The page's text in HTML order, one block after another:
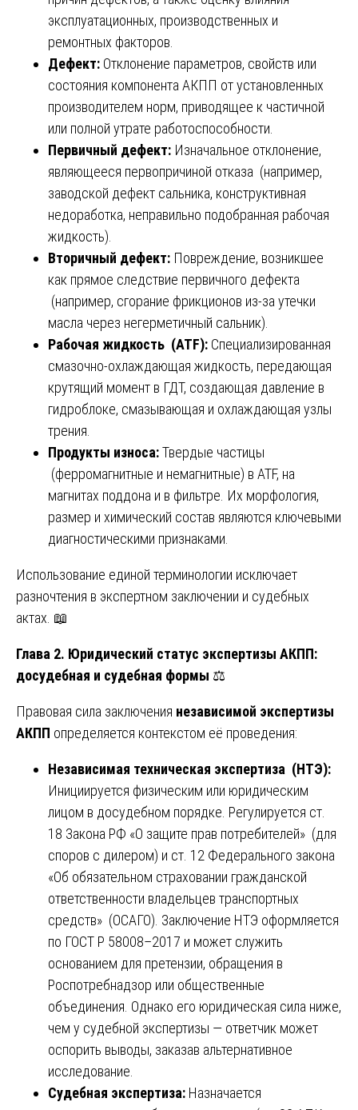
эксплуатационных, производственных и
ремонтных факторов.
Дефект: Отклонение параметров, свойств или
состояния компонента АКПП от установленных
производителем норм, приводящее к частичной
или полной утрате работоспособности.
Первичный дефект: Изначальное отклонение,
являющееся первопричиной отказа (например,
заводской дефект сальника, конструктивная
недоработка, неправильно подобранная рабочая
жидкость).
Вторичный дефект: Повреждение, возникшее
как прямое следствие первичного дефекта
(например, сгорание фрикционов из-за утечки
масла через негерметичный сальник).
Рабочая жидкость (ATF): Специализированная
смазочно-охлаждающая жидкость, передающая
крутящий момент в ГДТ, создающая давление в
гидроблоке, смазывающая и охлаждающая узлы
трения.
Продукты износа:Твердые частицы
(ферромагнитные и немагнитные) в ATF, на
магнитах поддона и в фильтре. Их морфология,
размер и химический состав являются ключевыми
диагностическими признаками.
Использование единой терминологии исключает
разночтения в экспертном заключении и судебных
актах. 📖
Глава 2. Юридический статус экспертизы АКПП:
досудебная и судебная формы ⚖️
Правовая сила заключения независимой экспертизы
АКПП определяется контекстом её проведения:
Независимая техническая экспертиза (НТЭ):
Инициируется физическим или юридическим
лицом в досудебном порядке. Регулируется ст.
18 Закона РФ «О защите прав потребителей» (для
споров с дилером) и ст. 12 Федерального закона
«Об обязательном страховании гражданской
ответственности владельцев транспортных
средств» (ОСАГО). Заключение НТЭ оформляется
по ГОСТ Р 58008–2017 и может служить
основанием для претензии, обращения в
Роспотребнадзор или общественные
объединения. Однако его юридическая сила ниже,
чем у судебной экспертизы — ответчик может
оспорить выводы, заказав альтернативное
исследование.
Судебная экспертиза: Назначается